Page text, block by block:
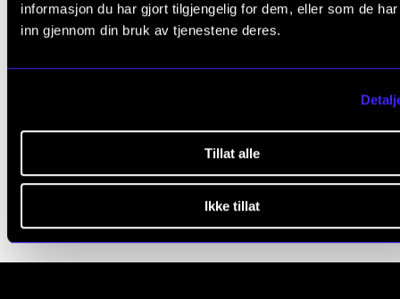
informasjon du har gjort tilgjengelig for dem, eller som de
inn gjennom din bruk av tjenestene deres.
Tillat alle
Ikke tillat